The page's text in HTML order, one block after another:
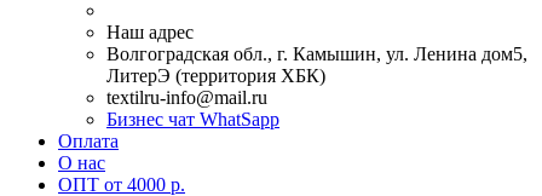
Наш адрес
Волгоградская обл., г. Камышин, ул. Ленина дом5,
ЛитерЭ (территория ХБК)
textilru-info@mail.ru
Бизнес чат WhatSapp
Оплата
О нас
ОПТ от 4000 р.